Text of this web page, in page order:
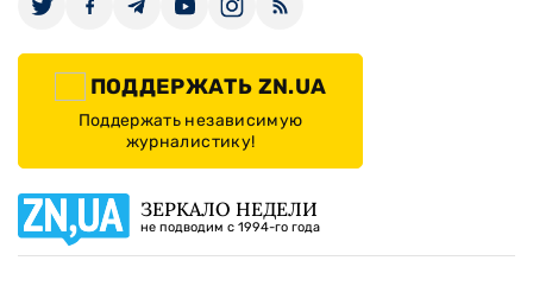
ПОДДЕРЖАТЬ ZN.UA
Поддержать независимую
журналистику!
ЗЕРКАЛО НЕДЕЛИ
не подводим с 1994-го года